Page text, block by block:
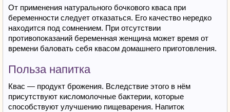
От применения натурального бочкового кваса при
беременности следует отказаться. Его качество нередко
находится под сомнением. При отсутствии
противопоказаний беременная женщина может время от
времени баловать себя квасом домашнего приготовления.
Польза напитка
Квас — продукт брожения. Вследствие этого в нём
присутствуют кисломолочные бактерии, которые
способствуют улучшению пищеварения. Напиток